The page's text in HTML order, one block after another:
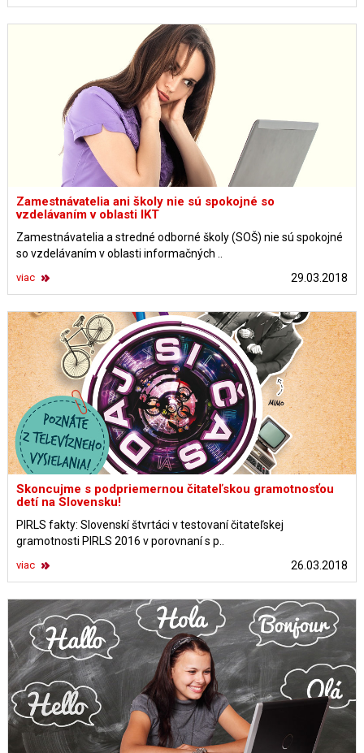
Zamestnávatelia ani školy nie sú spokojné so
vzdelávaním v oblasti IKT
Zamestnávatelia a stredné odborné školy (SOŠ) nie sú spokojné
so vzdelávaním v oblasti informačných ..
29.03.2018
viac
Skoncujme s podpriemernou čitateľskou gramotnosťou
detí na Slovensku!
PIRLS fakty: Slovenskí štvrtáci v testovaní čitateľskej
gramotnosti PIRLS 2016 v porovnaní s p..
26.03.2018
viac